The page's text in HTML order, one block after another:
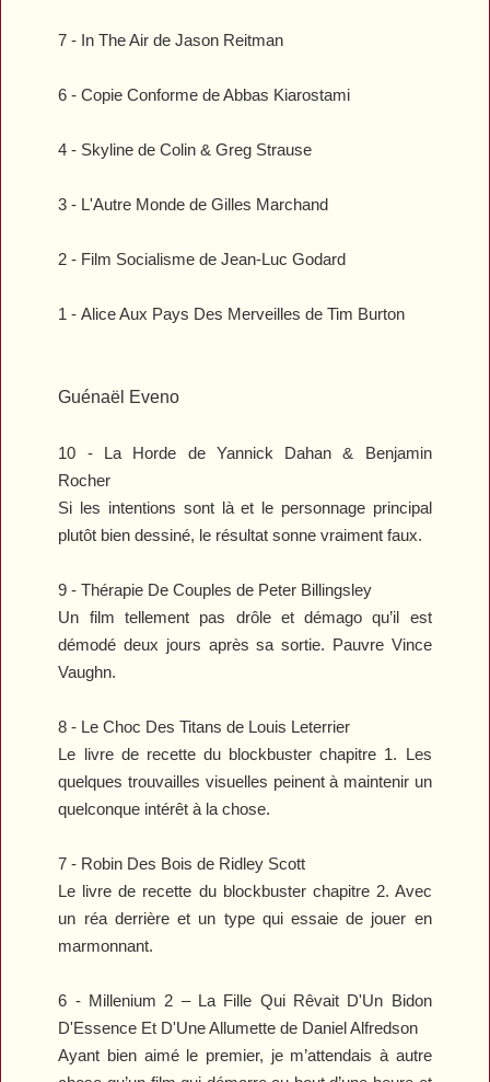
7 - In The Air de Jason Reitman
6 -Copie Conforme de Abbas Kiarostami
4 - Skyline de Colin & Greg Strause
3 - L'Autre Monde de Gilles Marchand
2 - Film Socialisme de Jean-Luc Godard
1 -Alice Aux Pays Des Merveilles de Tim Burton
Guénaël Eveno
10 - La Horde de Yannick Dahan & Benjamin
Rocher
Si les intentions sont là et le personnage principal
plutôt bien dessiné, le résultat sonne vraiment faux.
9 -Thérapie De Couples de Peter Billingsley
Un film tellement pas drôle et démago qu’il est
démodé deux jours après sa sortie. Pauvre Vince
Vaughn.
8 - Le Choc Des Titans de Louis Leterrier
Le livre de recette du blockbuster chapitre 1. Les
quelques trouvailles visuelles peinent à maintenir un
quelconque intérêt à la chose.
7 - Robin Des Bois de Ridley Scott
Le livre de recette du blockbuster chapitre 2. Avec
un réa derrière et un type qui essaie de jouer en
marmonnant.
6 - Millenium 2 – La Fille Qui Rêvait D'Un Bidon
D'Essence Et D'Une Allumette de Daniel Alfredson
Ayant bien aimé le premier, je m’attendais à autre